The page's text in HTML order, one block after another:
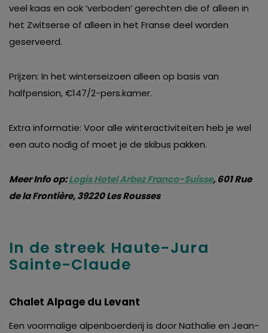
veel kaas en ook ‘verboden’ gerechten die of alleen in
het Zwitserse of alleen in het Franse deel worden
geserveerd.
Prijzen: In het winterseizoen alleen op basis van
halfpension, €147/2-pers.kamer.
Extra informatie: Voor alle winteractiviteiten heb je wel
een auto nodig of moet je de skibus pakken.
Meer Info op:Logis Hotel Arbez Franco-Suisse, 601 Rue
de la Frontière, 39220 Les Rousses
In de streek Haute-Jura
Sainte-Claude
Chalet Alpage du Levant
Een voormalige alpenboerderij is door Nathalie en Jean-